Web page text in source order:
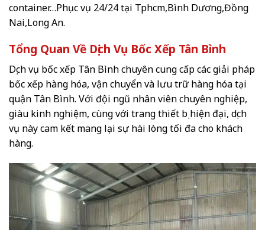
container…Phục vụ 24/24 tại Tphcm,Bình Dương,Đồng
Nai,Long An.
Tổng Quan Về Dịch Vụ Bốc Xếp Tân Bình
Dịch vụ bốc xếp Tân Bình chuyên cung cấp các giải pháp
bốc xếp hàng hóa, vận chuyển và lưu trữ hàng hóa tại
quận Tân Bình. Với đội ngũ nhân viên chuyên nghiệp,
giàu kinh nghiệm, cùng với trang thiết bị hiện đại, dịch
vụ này cam kết mang lại sự hài lòng tối đa cho khách
hàng.